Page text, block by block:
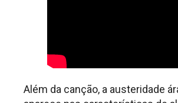
Além da canção, a austeridade